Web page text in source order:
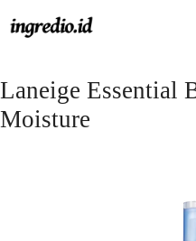
ke
Laneige Essential
Moisture